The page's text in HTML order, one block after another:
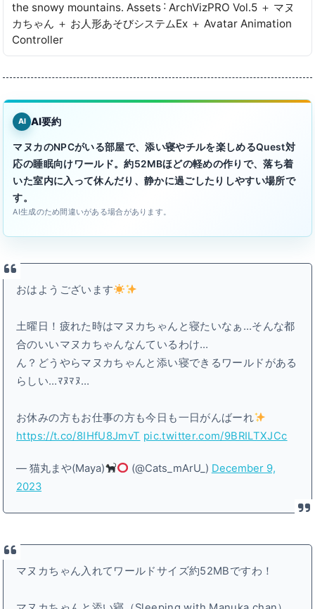
the snowy mountains․ Assets ˸ ArchVizPRO Vol․5 ＋ マヌ
カちゃん ＋ お人形あそびシステムEx ＋ Avatar Animation
Controller
AI AI要約
マヌカのNPCがいる部屋で、添い寝やチルを楽しめるQuest対
応の睡眠向けワールド。約52MBほどの軽めの作りで、落ち着
いた室内に入って休んだり、静かに過ごしたりしやすい場所で
す。
AI生成のため間違いがある場合があります。
おはようございます
土曜日！疲れた時はマヌカちゃんと寝たいなぁ…そんな都
合のいいマヌカちゃんなんているわけ…
ん？どうやらマヌカちゃんと添い寝できるワールドがある
らしい…ﾏﾇﾏﾇ…
お休みの方もお仕事の方も今日も一日がんばーれ
https://t.co/8IHfU8JmvT pic.twitter.com/9BRILTXJCc
— 猫丸まや(Maya) (@Cats_mArU_) December 9,
2023
マヌカちゃん入れてワールドサイズ約52MBですわ！